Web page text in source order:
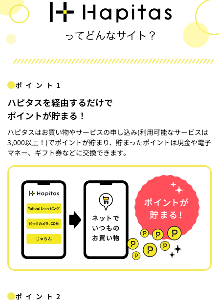
ポイント1
ハピタスを経由するだけで
ポイントが貯まる！
ハピタスはお買い物やサービスの申し込み(利用可能なサービスは
3,000以上！)でポイントが貯まり、貯まったポイントは現金や電子
マネー、ギフト券などに交換できます。
ポイント2